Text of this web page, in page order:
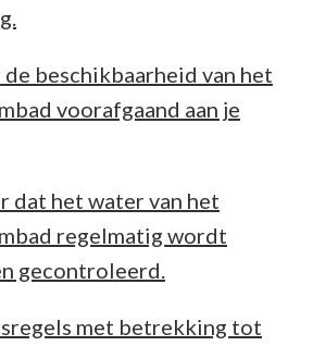
beschikbaarheid van het
voorafgaand aan je
dat het water van het
regelmatig wordt
gecontroleerd.
met betrekking tot